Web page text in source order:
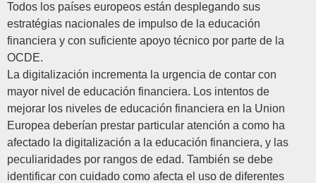
Todos los países europeos están desplegando sus
estratégias nacionales de impulso de la educación
financiera y con suficiente apoyo técnico por parte de la
OCDE.
La digitalización incrementa la urgencia de contar con
mayor nivel de educación financiera. Los intentos de
mejorar los niveles de educación financiera en la Union
Europea deberían prestar particular atención a como ha
afectado la digitalización a la educación financiera, y las
peculiaridades por rangos de edad. También se debe
identificar con cuidado como afecta el uso de diferentes